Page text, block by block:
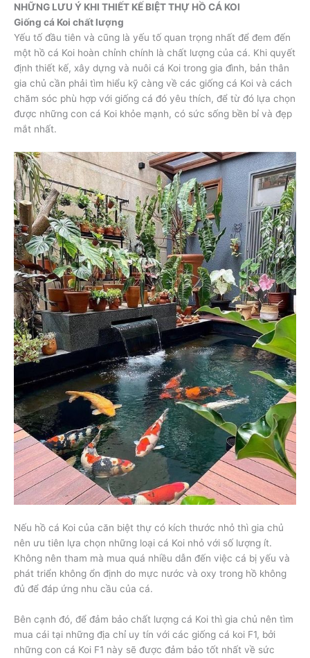
NHỮNG LƯU Ý KHI THIẾT KẾ BIỆT THỰ HỒ CÁ KOI
Giống cá Koi chất lượng
Yếu tố đầu tiên và cũng là yếu tố quan trọng nhất để đem đến
một hồ cá Koi hoàn chỉnh chính là chất lượng của cá. Khi quyết
định thiết kế, xây dựng và nuôi cá Koi trong gia đình, bản thân
gia chủ cần phải tìm hiểu kỹ càng về các giống cá Koi và cách
chăm sóc phù hợp với giống cá đó yêu thích, để từ đó lựa chọn
được những con cá Koi khỏe mạnh, có sức sống bền bỉ và đẹp
mắt nhất.
Nếu hồ cá Koi của căn biệt thự có kích thước nhỏ thì gia chủ
nên ưu tiên lựa chọn những loại cá Koi nhỏ với số lượng ít.
Không nên tham mà mua quá nhiều dẫn đến việc cá bị yếu và
phát triển không ổn định do mực nước và oxy trong hồ không
đủ để đáp ứng nhu cầu của cá.
Bên cạnh đó, để đảm bảo chất lượng cá Koi thì gia chủ nên tìm
mua cái tại những địa chỉ uy tín với các giống cá koi F1, bởi
những con cá Koi F1 này sẽ được đảm bảo tốt nhất về sức